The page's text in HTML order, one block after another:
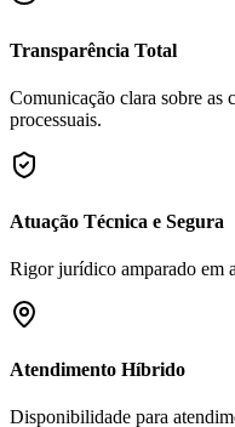
Transparência Total
Comunicação clara sobre as
processuais.
Atuação Técnica e Segura
Rigor jurídico amparado em
Atendimento Híbrido
Disponibilidade para